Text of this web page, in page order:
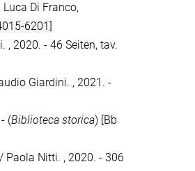
Di Franco,
6201]
2020. - 46 Seiten, tav.
Giardini. , 2021. -
(Biblioteca storica) [Bb
Paola Nitti. , 2020. - 306